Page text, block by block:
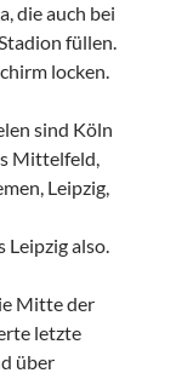
die auch bei
füllen.
locken.
sind Köln
Mittelfeld,
Leipzig,
Leipzig also.
Mitte der
letzte
über